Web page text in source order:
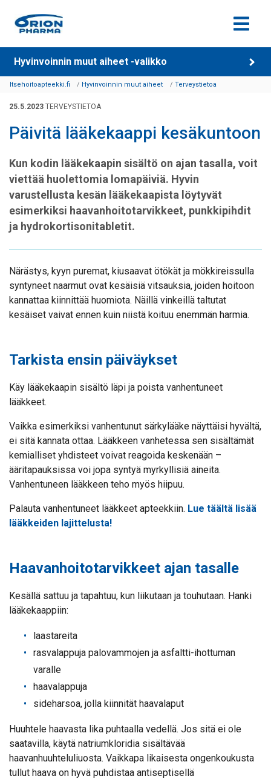
Siirry sisältöön
Hyvinvoinnin muut aiheet -valikko
Itsehoitoapteekki.fi Hyvinvoinnin muut aiheet Terveystietoa
25.5.2023 TERVEYSTIETOA
Päivitä lääkekaappi kesäkuntoon
Kun kodin lääkekaapin sisältö on ajan tasalla, voit
viettää huolettomia lomapäiviä. Hyvin
varustellusta kesän lääkekaapista löytyvät
esimerkiksi haavanhoitotarvikkeet, punkkipihdit
ja hydrokortisonitabletit.
Närästys, kyyn puremat, kiusaavat ötökät ja mökkireissulla
syntyneet naarmut ovat kesäisiä vitsauksia, joiden hoitoon
kannattaa kiinnittää huomiota. Näillä vinkeillä taltutat
kesäiset vaivat ennen kuin niistä koituu enemmän harmia.
Tarkista ensin päiväykset
Käy lääkekaapin sisältö läpi ja poista vanhentuneet
lääkkeet.
Vaikka esimerkiksi vanhentunut särkylääke näyttäisi hyvältä,
ei sitä kannata ottaa. Lääkkeen vanhetessa sen sisältämät
kemialliset yhdisteet voivat reagoida keskenään –
ääritapauksissa voi jopa syntyä myrkyllisiä aineita.
Vanhentuneen lääkkeen teho myös hiipuu.
Palauta vanhentuneet lääkkeet apteekkiin. Lue täältä lisää
lääkkeiden lajittelusta!
Haavanhoitotarvikkeet ajan tasalle
Kesällä sattuu ja tapahtuu, kun liikutaan ja touhutaan. Hanki
lääkekaappiin:
laastareita
rasvalappuja palovammojen ja asfaltti-ihottuman
varalle
haavalappuja
sideharsoa, jolla kiinnität haavalaput
Huuhtele haavasta lika puhtaalla vedellä. Jos sitä ei ole
saatavilla, käytä natriumkloridia sisältävää
haavanhuuhteluliuosta. Vaikkapa likaisesta ongenkoukusta
tullut haava on hyvä puhdistaa antiseptisellä